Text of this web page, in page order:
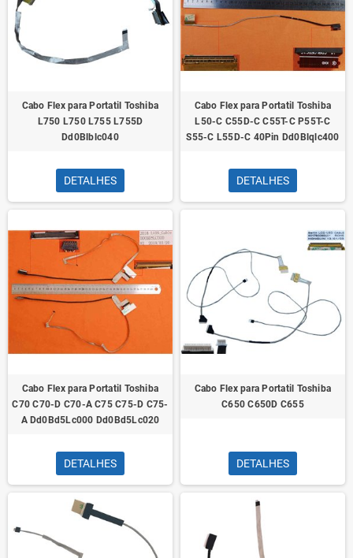
Cabo Flex para Portatil Toshiba
L750 L750 L755 L755D
Dd0Blblc040
DETALHES
Cabo Flex para Portatil Toshiba
L50-C C55D-C C55T-C P55T-C
S55-C L55D-C 40Pin Dd0Blqlc400
DETALHES
Cabo Flex para Portatil Toshiba
C70 C70-D C70-A C75 C75-D C75-
A Dd0Bd5Lc000 Dd0Bd5Lc020
DETALHES
Cabo Flex para Portatil Toshiba
C650 C650D C655
DETALHES